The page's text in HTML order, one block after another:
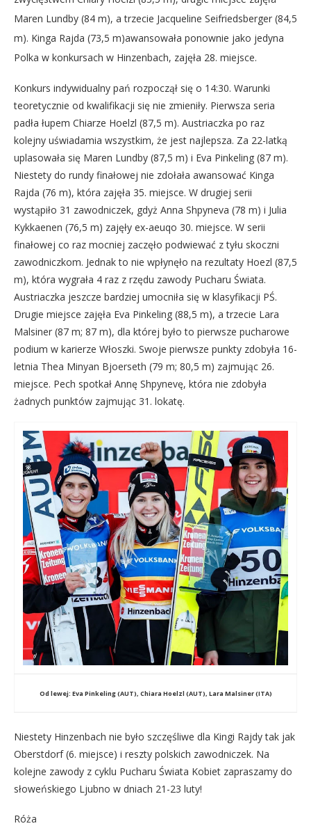
Maren Lundby (84 m), a trzecie Jacqueline Seifriedsberger (84,5
m). Kinga Rajda (73,5 m)awansowała ponownie jako jedyna
Polka w konkursach w Hinzenbach, zajęła 28. miejsce.
Konkurs indywidualny pań rozpoczął się o 14:30. Warunki
teoretycznie od kwalifikacji się nie zmieniły. Pierwsza seria
padła łupem Chiarze Hoelzl (87,5 m). Austriaczka po raz
kolejny uświadamia wszystkim, że jest najlepsza. Za 22-latką
uplasowała się Maren Lundby (87,5 m) i Eva Pinkeling (87 m).
Niestety do rundy finałowej nie zdołała awansować Kinga
Rajda (76 m), która zajęła 35. miejsce. W drugiej serii
wystąpiło 31 zawodniczek, gdyż Anna Shpyneva (78 m) i Julia
Kykkaenen (76,5 m) zajęły ex-aeuqo 30. miejsce. W serii
finałowej co raz mocniej zaczęło podwiewać z tyłu skoczni
zawodniczkom. Jednak to nie wpłynęło na rezultaty Hoezl (87,5
m), która wygrała 4 raz z rzędu zawody Pucharu Świata.
Austriaczka jeszcze bardziej umocniła się w klasyfikacji PŚ.
Drugie miejsce zajęła Eva Pinkeling (88,5 m), a trzecie Lara
Malsiner (87 m; 87 m), dla której było to pierwsze pucharowe
podium w karierze Włoszki. Swoje pierwsze punkty zdobyła 16-
letnia Thea Minyan Bjoerseth (79 m; 80,5 m) zajmując 26.
miejsce. Pech spotkał Annę Shpynevę, która nie zdobyła
żadnych punktów zajmując 31. lokatę.
Od lewej: Eva Pinkeling (AUT), Chiara Hoelzl (AUT), Lara Malsiner (ITA)
Niestety Hinzenbach nie było szczęśliwe dla Kingi Rajdy tak jak
Oberstdorf (6. miejsce) i reszty polskich zawodniczek. Na
kolejne zawody z cyklu Pucharu Świata Kobiet zapraszamy do
słoweńskiego Ljubno w dniach 21-23 luty!
Róża